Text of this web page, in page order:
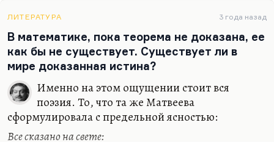
Геогиевская нагнать печали на читателя.
Гиоргиевскую забыли. Забыли несправедливо.
Такие романы, как «Колокола» – одна из лучших
книг о любви, что я знаю, или…
ЛИТЕРАТУРА 3 года назад
В математике, пока теорема не доказана, ее
как бы не существует. Существует ли в
мире доказанная истина?
Именно на этом ощущении стоит вся
поэзия. То, что та же Матвеева
сформулировала с предельной ясностью:
Все сказано на свете: